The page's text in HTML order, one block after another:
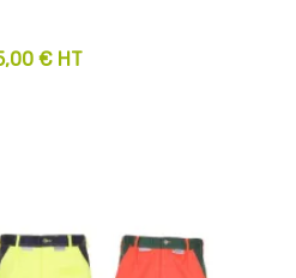
€ HT